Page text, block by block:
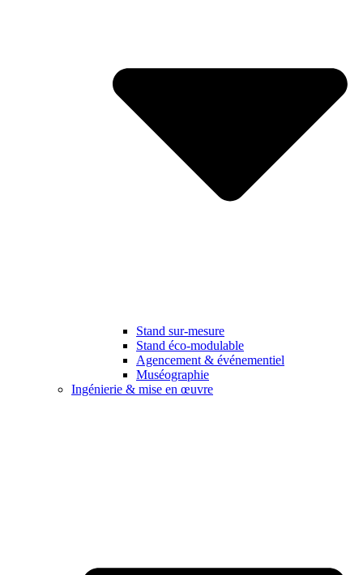
Stand sur-mesure
Stand éco-modulable
Agencement & événementiel
Muséographie
Ingénierie & mise en œuvre